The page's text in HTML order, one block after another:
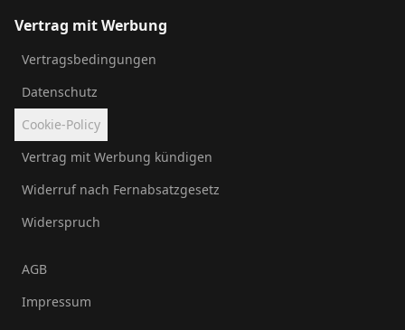
Vertrag mit Werbung
Vertragsbedingungen
Datenschutz
Cookie-Policy
Vertrag mit Werbung kündigen
Widerruf nach Fernabsatzgesetz
Widerspruch
AGB
Impressum